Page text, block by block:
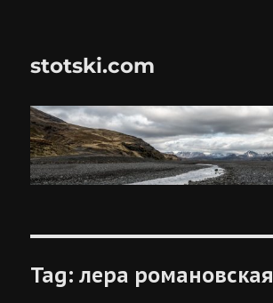
stotski.com
Tag:лера романовская